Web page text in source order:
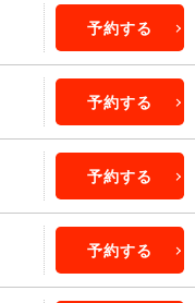
予約する
予約する
予約する
予約する